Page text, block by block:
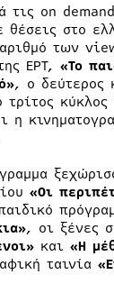
τις οn
θέσεις στο
των
ΕΡΤ, «Το
, ο δεύτερος
κύκλος
η
«Οι
, οι ξένες
και «Η
ταινία